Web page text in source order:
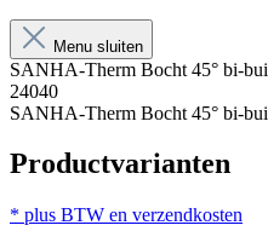
Menu sluiten
SANHA-Therm Bocht 45° bi-bui
24040
SANHA-Therm Bocht 45° bi-bui
Productvarianten
* plus BTW en verzendkosten